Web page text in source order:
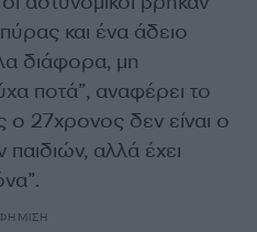
και ένα άδειο
διάφορα, μη
ποτά”, αναφέρει το
27χρονος δεν είναι ο
αλλά έχει